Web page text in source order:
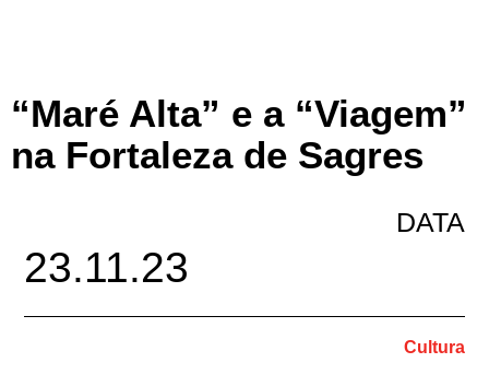
“Maré Alta” e a “Viagem”
na Fortaleza de Sagres
DATA
23.11.23
Cultura